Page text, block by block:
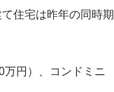
住宅は昨年の同時期
円）、コンドミニ